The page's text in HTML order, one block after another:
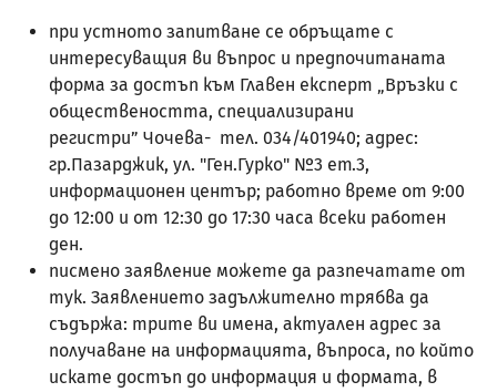
при устното запитване се обръщате с
интересуващия ви въпрос и предпочитаната
форма за достъп към Главен експерт „Връзки с
обществеността, специализирани
регистри” Чочева- тел. 034/401940; адрес:
гр.Пазарджик, ул. "Ген.Гурко" №3 ет.3,
информационен център; работно време от 9:00
до 12:00 и от 12:30 до 17:30 часа всеки работен
ден.
писмено заявление можете да разпечатате от
тук. Заявлението задължително трябва да
съдържа: трите ви имена, актуален адрес за
получаване на информацията, въпроса, по който
искате достъп до информация и формата, в